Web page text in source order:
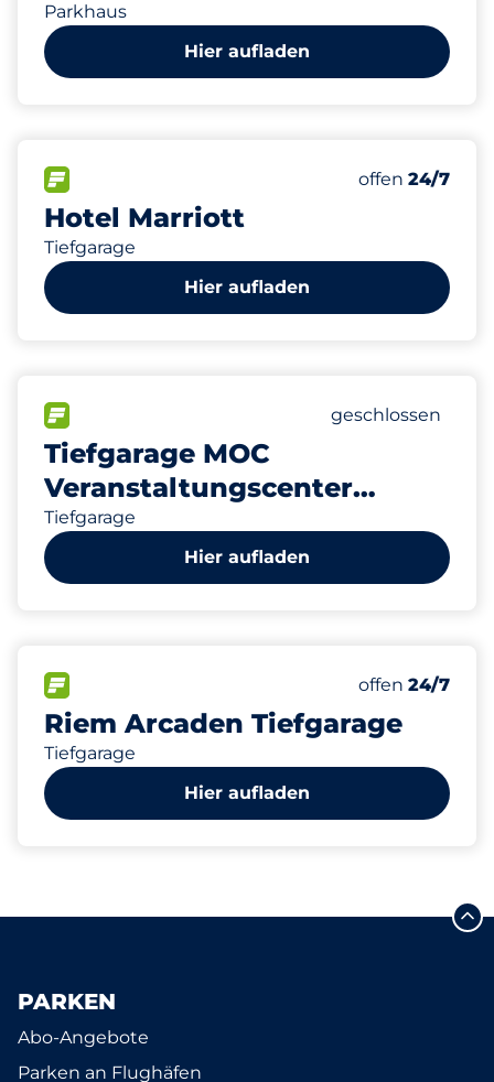
Parkhaus
Hier aufladen
Hotel Marriott
Tiefgarage
Anzahl der
Gesamtplätze
Stellplätze
offen 24/7
Hier aufladen
Tiefgarage MOC
Veranstaltungscenter
München
Tiefgarage
Anzahl der
Gesamtplätze
Stellplätze mit
geschlossen
Hier aufladen
Riem Arcaden Tiefgarage
Tiefgarage
Anzahl der
Gesamtplätze
Stellplätze
offen 24/7
Hier aufladen
PARKEN
Abo-Angebote
Parken an Flughäfen